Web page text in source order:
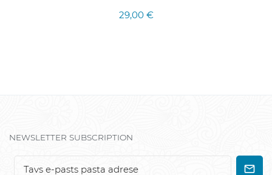
29,00 €
NEWSLETTER SUBSCRIPTION